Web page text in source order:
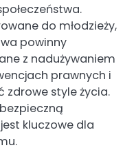
do młodzieży,
powinny
z nadużywaniem
prawnych i
style życia.
kluczowe dla